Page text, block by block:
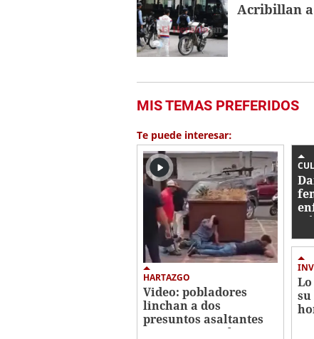
Acribillan
MIS TEMAS PREFERIDOS
Te puede interesar:
HARTAZGO
Video: pobladores
linchan a dos
presuntos asaltantes
en Comayagüela